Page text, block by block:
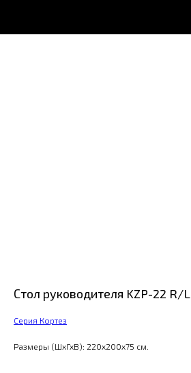
Стол руководителя KZP-22 R/L
Серия Кортез
Размеры (ШхГхВ): 220x200x75 см.